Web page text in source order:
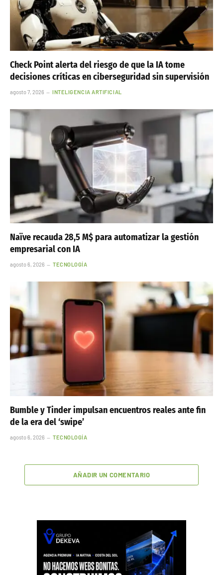
Check Point alerta del riesgo de que la IA tome
decisiones críticas en ciberseguridad sin supervisión
agosto 7, 2026 INTELIGENCIA ARTIFICIAL
Naïve recauda 28,5 M$ para automatizar la gestión
empresarial con IA
agosto 6, 2026 TECNOLOGÍA
Bumble y Tinder impulsan encuentros reales ante fin
de la era del ‘swipe’
agosto 6, 2026 TECNOLOGÍA
AÑADIR UN COMENTARIO